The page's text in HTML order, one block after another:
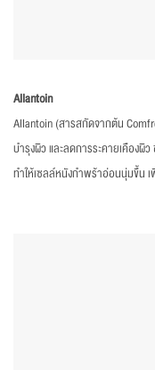
Allantoin
Allantoin (สารสกัดจากต้น
บำรุงผิว และลดการระคายเคือง
ทำให้เซลล์หนังกำพร้าอ่อนนุ่มขึ้น